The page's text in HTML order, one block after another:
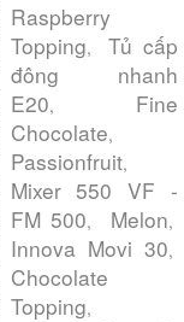
Raspberry
Topping, Tủ cấp
đông nhanh
E20, Fine
Chocolate,
Passionfruit,
Mixer 550 VF -
FM 500, Melon,
Innova Movi 30,
Chocolate
Topping,